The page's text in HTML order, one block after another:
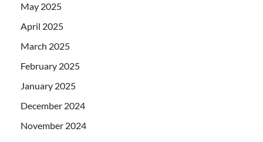
May 2025
April 2025
March 2025
February 2025
January 2025
December 2024
November 2024